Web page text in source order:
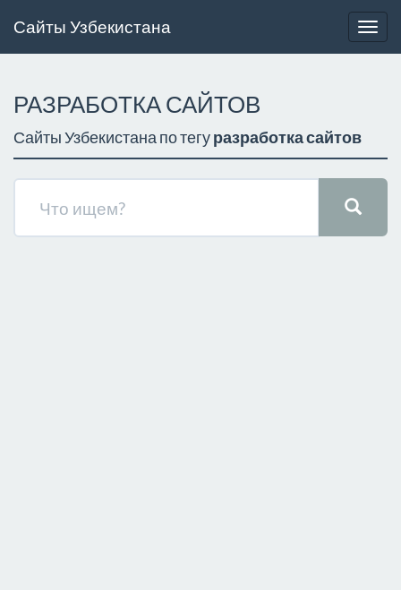
Сайты Узбекистана
РАЗРАБОТКА САЙТОВ
Сайты Узбекистана по тегуразработка сайтов